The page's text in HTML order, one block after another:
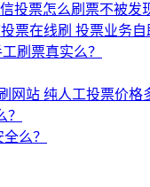
投票怎么刷票不被发
票在线刷 投票业务自
刷票真实么？
网站 纯人工投票价格
么？